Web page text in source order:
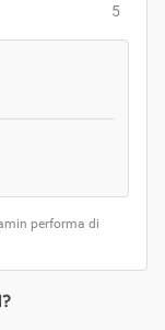
5
performa di